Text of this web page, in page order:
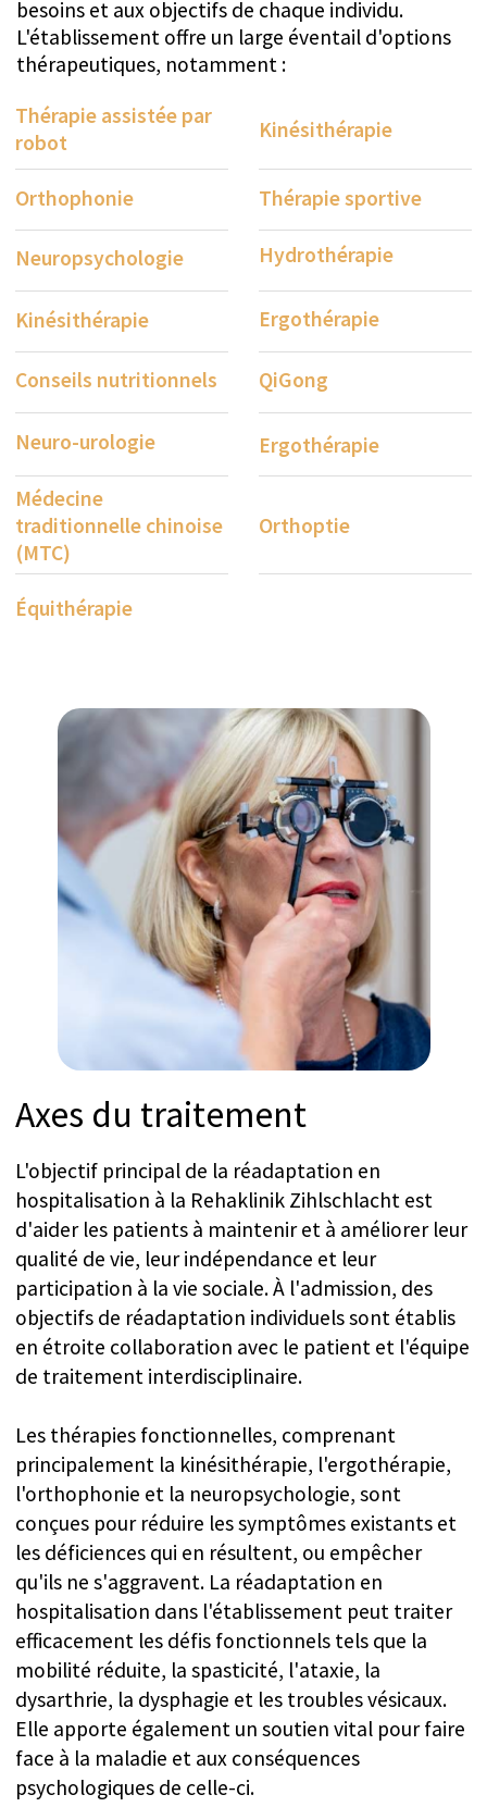
qu'ils ne s'aggravent. La réadaptation en
hospitalisation dans l'établissement peut traiter
efficacement les défis fonctionnels tels que la
mobilité réduite, la spasticité, l'ataxie, la
Elle apporte également un soutien vital pour faire
face à la maladie et aux conséquences
La fatigue est un symptôme fréquent et difficile,
affectant jusqu'à 90 % des personnes atteintes de
SEP. La clinique est spécialisée dans le diagnostic
et le traitement interprofessionnel de la fatigue.
Diverses thérapies complémentaires peuvent
également être intégrées dans le plan de
traitement. L'objectif est de donner aux patients
les moyens d'apprendre des stratégies optimales
pour gérer le stress, développer des ressources
personnelles et renforcer la résilience et l'auto-
efficacité.
Un autre axe majeur à la Rehaklinik Zihlschlacht
est le traitement de la spasticité. Un éventail
d'options de traitement est disponible ici. En plus
de la kinésithérapie et de l'ergothérapie, des
médicaments peuvent être prescrits si nécessaire,
ou de la toxine botulique peut être injectée dans
Pour une spasticité prononcée des deux jambes,
l'administration intrathécale de baclofène peut
des spécialistes de diverses disciplines (par
exemple, médecine interne, urologie,
ophtalmologie, orthopédie), qui peuvent être
impliqués dans la thérapie selon les besoins.
Des services d'évaluation et de conseil en
ergothérapie sont également disponibles pour
soutenir davantage les patients.
À travers tous les services fournis à la Rehaklinik
Zihlschlacht, l'accent reste fermement mis sur les
besoins individuels des patients atteints de SEP.
L'objectif est de s'assurer qu'ils se sentent à l'aise
à la clinique et qu'ils bénéficient au maximum du
large éventail de thérapies disponibles, leur
permettant d'atteindre leurs objectifs avec le
Pourquoi choisir la Clinique
de réadaptation de
Zihlschlacht ?
Expertise médicale de pointe
S'appuyant sur une expertise médicale
de pointe, l'établissement dispose de
médecins, de thérapeutes et
d'infirmiers hautement qualifiés qui
collaborent étroitement pour soutenir
un parcours de rétablissement
véritablement holistique.
L'établissement mène activement des
recherches continues et travaille en
collaboration avec des universités et
des hôpitaux, s'efforçant constamment
de rester à la pointe de l'innovation
médicale.